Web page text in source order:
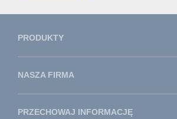
PRODUKTY
NASZA FIRMA
PRZECHOWAJ INFORMACJĘ